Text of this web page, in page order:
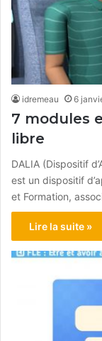
idremeau 6
7 modules
libre
DALIA (Dispositif
est un dispositif
et Formation,
Lire la suite »